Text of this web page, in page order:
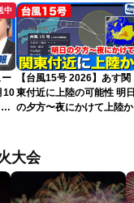
中
ー
10
【台風15号 2026】あす関
東付近に上陸の可能性 明日
の夕方〜夜にかけて上陸か
大会